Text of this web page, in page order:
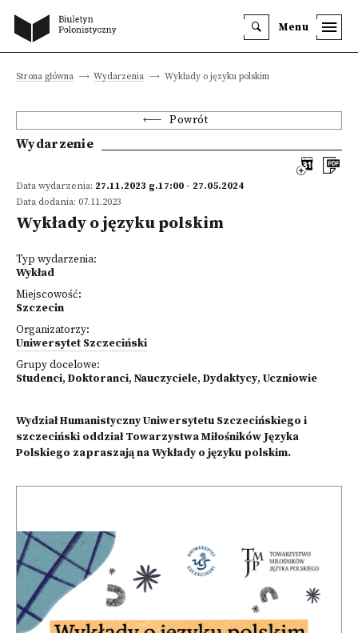
Menu
Strona główna Wydarzenia Wykłady o języku polskim
Powrót
Wydarzenie
Data wydarzenia: 27.11.2023 g.17:00 - 27.05.2024
Data dodania: 07.11.2023
Wykłady o języku polskim
Typ wydarzenia:
Wykład
Miejscowość:
Szczecin
Organizatorzy:
Uniwersytet Szczeciński
Grupy docelowe:
Studenci, Doktoranci, Nauczyciele, Dydaktycy, Uczniowie
Wydział Humanistyczny Uniwersytetu Szczecińskiego i
szczeciński oddział Towarzystwa Miłośników Języka
Polskiego zapraszają na Wykłady o języku polskim.